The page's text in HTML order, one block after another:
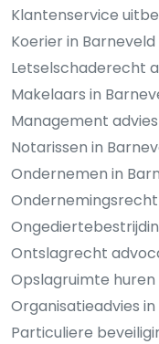
Klantenservice
Koerier in Barneveld
Letselschaderecht
Makelaars in
Management
Notarissen in
Ondernemen in
Ontslagrecht
Opslagruimte huren
Organisatieadvies
Particuliere